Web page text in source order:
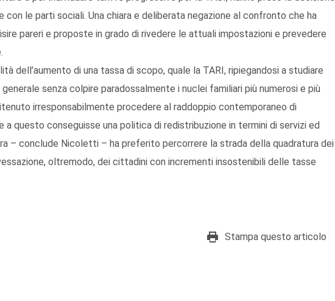
con le parti sociali. Una chiara e deliberata negazione al confronto che ha
pareri e proposte in grado di rivedere le attuali impostazioni e prevedere
dell’aumento di una tassa di scopo, quale la TARI, ripiegandosi a studiare
senza colpire paradossalmente i nuclei familiari più numerosi e più
irresponsabilmente procedere al raddoppio contemporaneo di
a questo conseguisse una politica di redistribuzione in termini di servizi ed
– conclude Nicoletti – ha preferito percorrere la strada della quadratura dei
oltremodo, dei cittadini con incrementi insostenibili delle tasse
Stampa questo articolo